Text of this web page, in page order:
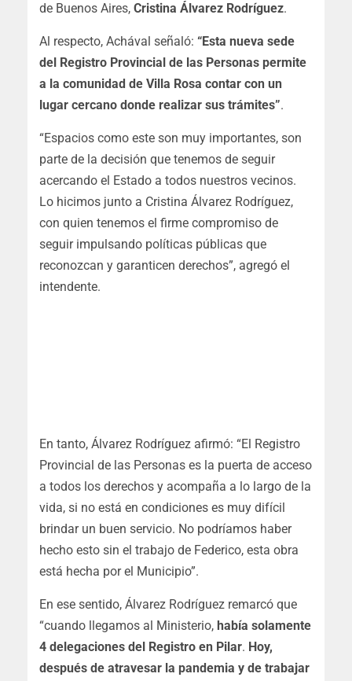
de Buenos Aires, Cristina Álvarez Rodríguez.
Al respecto, Achával señaló: “Esta nueva sede
del Registro Provincial de las Personas permite
a la comunidad de Villa Rosa contar con un
lugar cercano donde realizar sus trámites”.
“Espacios como este son muy importantes, son
parte de la decisión que tenemos de seguir
acercando el Estado a todos nuestros vecinos.
Lo hicimos junto a Cristina Álvarez Rodríguez,
con quien tenemos el firme compromiso de
seguir impulsando políticas públicas que
reconozcan y garanticen derechos”, agregó el
intendente.
En tanto, Álvarez Rodríguez afirmó: “El Registro
Provincial de las Personas es la puerta de acceso
a todos los derechos y acompaña a lo largo de la
vida, si no está en condiciones es muy difícil
brindar un buen servicio. No podríamos haber
hecho esto sin el trabajo de Federico, esta obra
está hecha por el Municipio”.
En ese sentido, Álvarez Rodríguez remarcó que
“cuando llegamos al Ministerio, había solamente
4 delegaciones del Registro en Pilar. Hoy,
después de atravesar la pandemia y de trabajar